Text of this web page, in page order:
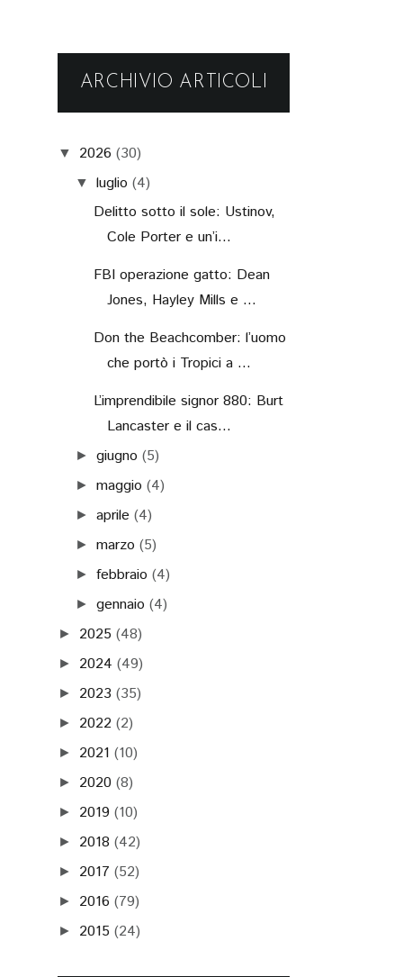
ARCHIVIO ARTICOLI
▼ 2026 (30)
▼ luglio (4)
Delitto sotto il sole: Ustinov,
Cole Porter e un’i...
FBI operazione gatto: Dean
Jones, Hayley Mills e ...
Don the Beachcomber: l’uomo
che portò i Tropici a ...
L’imprendibile signor 880: Burt
Lancaster e il cas...
►giugno (5)
►maggio (4)
►aprile (4)
►marzo (5)
►febbraio (4)
►gennaio (4)
► 2025 (48)
► 2024 (49)
► 2023 (35)
► 2022 (2)
► 2021 (10)
► 2020 (8)
► 2019 (10)
► 2018 (42)
► 2017 (52)
► 2016 (79)
► 2015 (24)